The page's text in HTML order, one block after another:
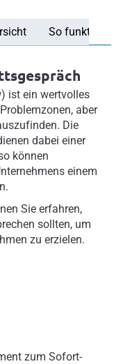
So
ist ein wertvolles
aber
Die
dabei einer
können
einem
Sie erfahren,
sollten, um
zu erzielen.
zum Sofort-